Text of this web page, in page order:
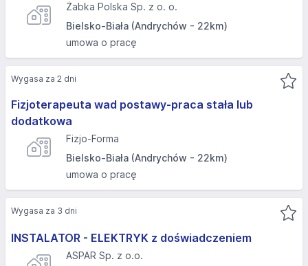
Żabka Polska Sp. z o. o.
Bielsko-Biała (Andrychów - 22km)
umowa o pracę
Fizjoterapeuta wad postawy-praca stała lub
dodatkowa
Fizjo-Forma
Bielsko-Biała (Andrychów - 22km)
umowa o pracę
Wygasa za 2 dni
INSTALATOR - ELEKTRYK z doświadczeniem
ASPAR Sp. z o.o.
Wygasa za 3 dni